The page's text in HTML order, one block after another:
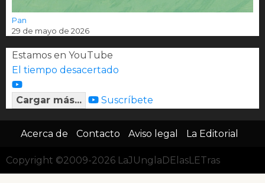
Pan
29 de mayo de 2026
Estamos en YouTube
El tiempo desacertado
Cargar más... Suscríbete
Acerca de Contacto Aviso legal La Editorial
Copyright ©2009-2026 LaJUnglaDElasLETras